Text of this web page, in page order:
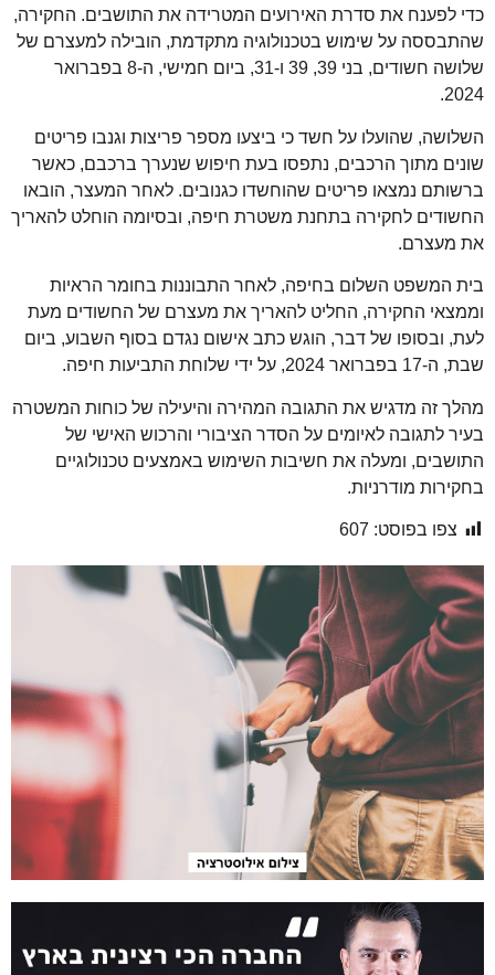
כדי לפענח את סדרת האירועים המטרידה את התושבים. החקירה,
שהתבססה על שימוש בטכנולוגיה מתקדמת, הובילה למעצרם של
שלושה חשודים, בני 39, 39 ו-31, ביום חמישי, ה-8 בפברואר
2024.
השלושה, שהועלו על חשד כי ביצעו מספר פריצות וגנבו פריטים
שונים מתוך הרכבים, נתפסו בעת חיפוש שנערך ברכבם, כאשר
ברשותם נמצאו פריטים שהוחשדו כגנובים. לאחר המעצר, הובאו
החשודים לחקירה בתחנת משטרת חיפה, ובסיומה הוחלט להאריך
את מעצרם.
בית המשפט השלום בחיפה, לאחר התבוננות בחומר הראיות
וממצאי החקירה, החליט להאריך את מעצרם של החשודים מעת
לעת, ובסופו של דבר, הוגש כתב אישום נגדם בסוף השבוע, ביום
שבת, ה-17 בפברואר 2024, על ידי שלוחת התביעות חיפה.
מהלך זה מדגיש את התגובה המהירה והיעילה של כוחות המשטרה
בעיר לתגובה לאיומים על הסדר הציבורי והרכוש האישי של
התושבים, ומעלה את חשיבות השימוש באמצעים טכנולוגיים
בחקירות מודרניות.
צפו בפוסט: 607